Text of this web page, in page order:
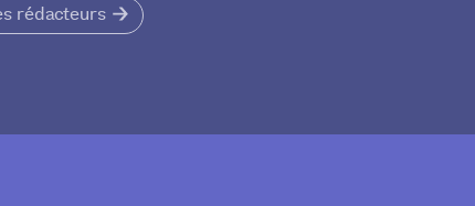
rédacteurs